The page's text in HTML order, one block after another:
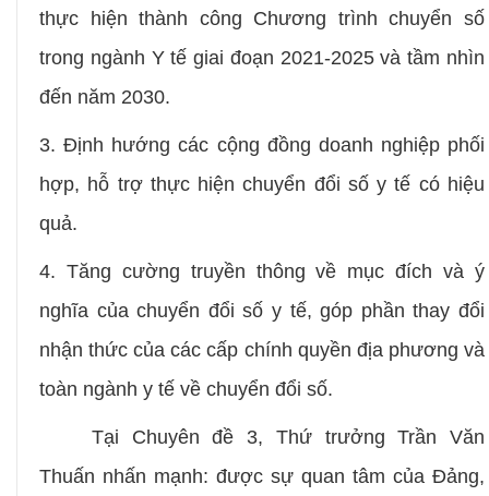
thực hiện thành công Chương trình chuyển số
trong ngành Ytế giai đoạn 2021-2025 và tầm nhìn
đến năm 2030.
3. Định hướng các cộng đồng doanh nghiệp phối
hợp, hỗ trợ thực hiện chuyển đổi số y tế có hiệu
quả.
4. Tăng cường truyền thông về mục đích và ý
nghĩa của chuyển đổi số y tế, góp phần thay đổi
nhận thức của các cấp chính quyền địa phương và
toàn ngành y tế về chuyển đổi số.
Tại Chuyên đề 3, Thứ trưởng Trần Văn
Thuấn nhấn mạnh: được sự quan tâm của Đảng,